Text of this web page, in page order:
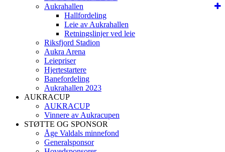
Aukrahallen
Hallfordeling
Leie av Aukrahallen
Retningslinjer ved leie
Riksfjord Stadion
Aukra Arena
Leiepriser
Hjertestartere
Banefordeling
Aukrahallen 2023
AUKRACUP
AUKRACUP
Vinnere av Aukracupen
STØTTE OG SPONSOR
Åge Valdals minnefond
Generalsponsor